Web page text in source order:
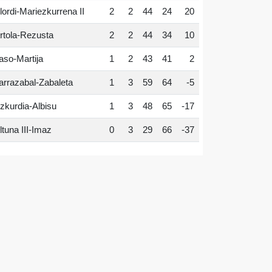
Mariezkurrena II 2 2 44 24 20
Rezusta 2 2 44 34 10
Martija 1 2 43 41 2
Zabaleta 1 3 59 64 -5
Albisu 1 3 48 65 -17
III-Imaz 0 3 29 66 -37